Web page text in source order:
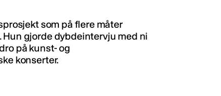
som på flere måter
gjorde dybdeintervju med ni
på kunst- og
konserter.